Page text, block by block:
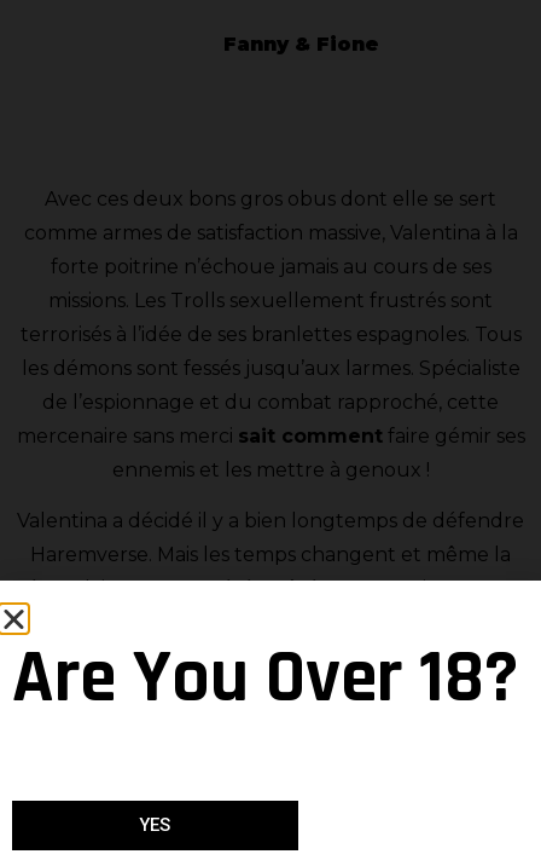
Fanny & Fione
Avec ces deux bons gros obus dont elle se sert
comme armes de satisfaction massive, Valentina à la
forte poitrine n’échoue jamais au cours de ses
missions. Les Trolls sexuellement frustrés sont
terrorisés à l’idée de ses branlettes espagnoles. Tous
les démons sont fessés jusqu’aux larmes. Spécialiste
de l’espionnage et du combat rapproché, cette
mercenaire sans merci sait commentfaire gémir ses
ennemis et les mettre à genoux !
Valentina a décidé il y a bien longtemps de défendre
Haremverse. Mais les temps changent et même la
Légendaire agente a été arrêtée pour espionnage et
Haremverse pèse sur cette nymphomane toujours
émoustillée : une longue peine d’abstinence
Are You Over 18?
YES